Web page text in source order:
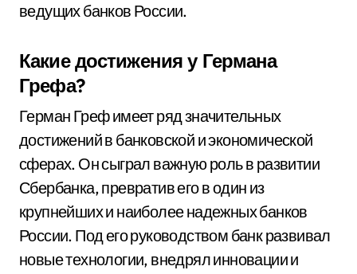
ведущих банков России.
Какие достижения у Германа
Грефа?
Герман Греф имеет ряд значительных
достижений в банковской и экономической
сферах. Он сыграл важную роль в развитии
Сбербанка, превратив его в один из
крупнейших и наиболее надежных банков
России. Под его руководством банк развивал
новые технологии, внедрял инновации и